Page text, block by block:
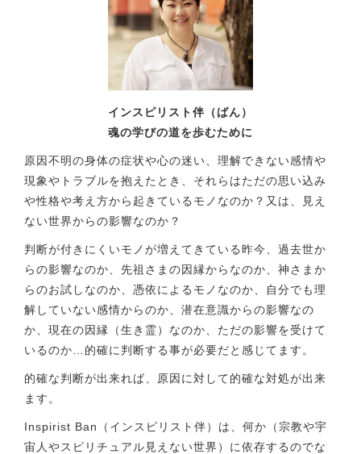
インスピリスト伴（ばん）
魂の学びの道を歩むために
原因不明の身体の症状や心の迷い、理解できない感情や
現象やトラブルを抱えたとき、それらはただの思い込み
や性格や考え方から起きているモノなのか？又は、見え
ない世界からの影響なのか？
判断が付きにくいモノが増えてきている昨今、過去世か
らの影響なのか、先祖さまの因縁からなのか、神さまか
らのお試しなのか、憑依によるモノなのか、自分でも理
解していない感情からのか、潜在意識からの影響なの
か、現在の因縁（生き霊）なのか、ただの影響を受けて
いるのか…的確に判断する事が必要だと感じてます。
的確な判断が出来れば、原因に対して的確な対処が出来
ます。
Inspirist Ban（インスピリスト伴）は、何か（宗教や宇
宙人やスピリチュアル見えない世界）に依存するのでな